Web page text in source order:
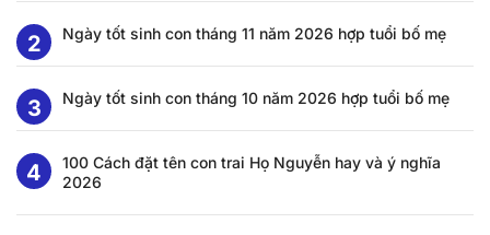
Ngày tốt sinh con tháng 11 năm 2026 hợp tuổi bố mẹ
Ngày tốt sinh con tháng 10 năm 2026 hợp tuổi bố mẹ
100 Cách đặt tên con trai Họ Nguyễn hay và ý nghĩa
2026